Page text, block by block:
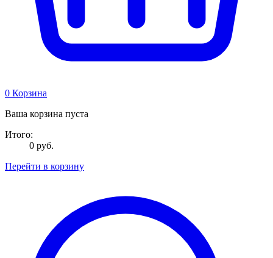
0 Корзина
Ваша корзина пуста
Итого:
0 руб.
Перейти в корзину